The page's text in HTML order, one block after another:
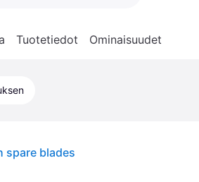
Tuotetiedot Ominaisuudet
spare blades